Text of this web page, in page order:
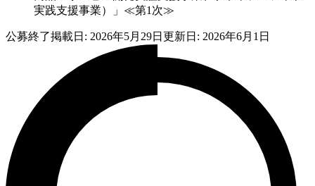
実践支援事業）」≪第1次≫
公募終了掲載日: 2026年5月29日 更新日: 2026年6月1日